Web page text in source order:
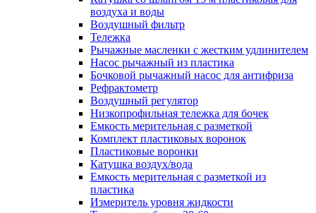
воздуха и воды
Воздушный фильтр
Тележка
Рычажные масленки с жестким удлинителем
Насос рычажный из пластика
Бочковой рычажный насос для антифриза
Рефрактометр
Воздушный регулятор
Низкопрофильная тележка для бочек
Емкость мерительная с разметкой
Комплект пластиковых воронок
Пластиковые воронки
Катушка воздух/вода
Емкость мерительная с разметкой из
пластика
Измеритель уровня жидкости